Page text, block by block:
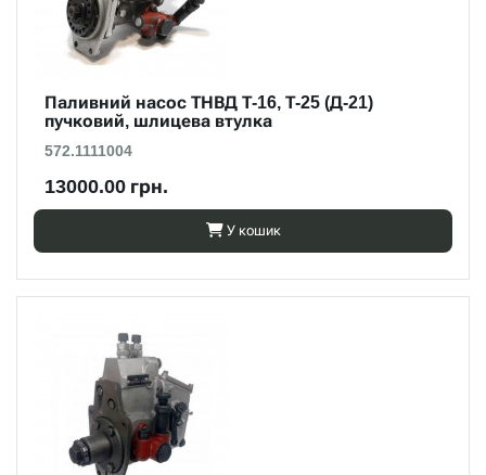
Паливний насос ТНВД Т-16, Т-25 (Д-21)
пучковий, шлицева втулка
572.1111004
13000.00 грн.
У кошик